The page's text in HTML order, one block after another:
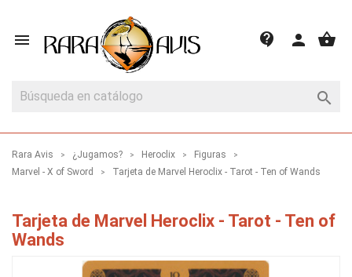
 shopping_basket
person
contact_support

Rara Avis ¿Jugamos? Heroclix
Figuras
Marvel - X of Sword
Tarjeta de Marvel Heroclix - Tarot - Ten of Wands
Tarjeta de Marvel Heroclix - Tarot - Ten of
Wands